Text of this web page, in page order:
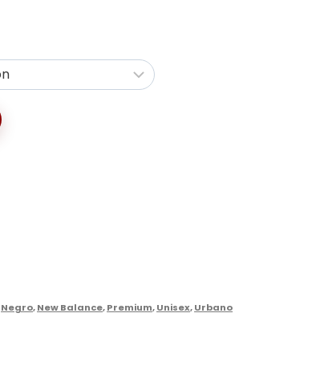
Negro,New Balance,Premium,Unisex,Urbano